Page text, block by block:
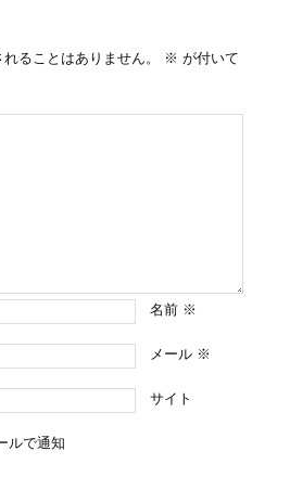
ることはありません。 ※ が付いて
名前 ※
メール ※
サイト
ルで通知